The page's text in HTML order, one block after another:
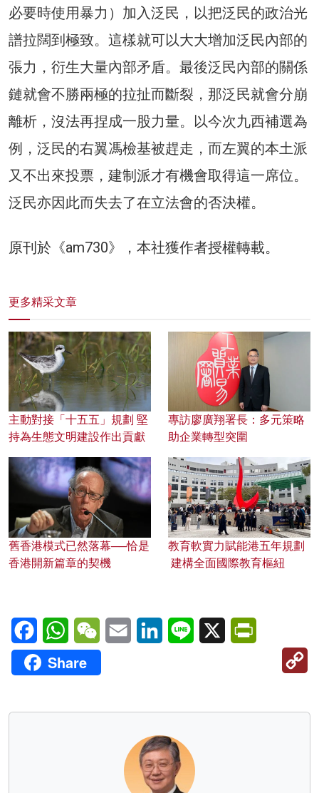
必要時使用暴力）加入泛民，以把泛民的政治光
譜拉闊到極致。這樣就可以大大增加泛民內部的
張力，衍生大量內部矛盾。最後泛民內部的關係
鏈就會不勝兩極的拉扯而斷裂，那泛民就會分崩
離析，沒法再捏成一股力量。以今次九西補選為
例，泛民的右翼馮檢基被趕走，而左翼的本土派
又不出來投票，建制派才有機會取得這一席位。
泛民亦因此而失去了在立法會的否決權。
原刊於《am730》，本社獲作者授權轉載。
更多精采文章
主動對接「十五五」規劃 堅
持為生態文明建設作出貢獻
專訪廖廣翔署長：多元策略
助企業轉型突圍
舊香港模式已然落幕──恰是
香港開新篇章的契機
教育軟實力賦能港五年規劃
建構全面國際教育樞紐
FacebookWhatsAppWeChatEmail LinkedInLine X
Share